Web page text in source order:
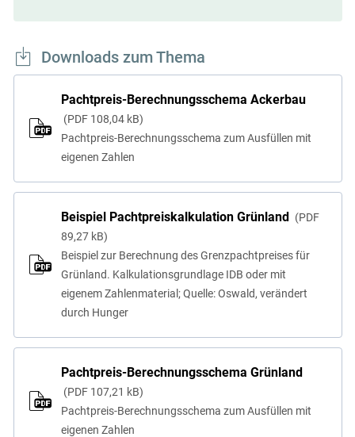
Downloads zum Thema
Pachtpreis-Berechnungsschema Ackerbau
PDF 108,04 kB
Pachtpreis-Berechnungsschema zum Ausfüllen mit
eigenen Zahlen
Beispiel Pachtpreiskalkulation Grünland
PDF
89,27 kB
Beispiel zur Berechnung des Grenzpachtpreises für
Grünland. Kalkulationsgrundlage IDB oder mit
eigenem Zahlenmaterial; Quelle: Oswald, verändert
durch Hunger
Pachtpreis-Berechnungsschema Grünland
PDF 107,21 kB
Pachtpreis-Berechnungsschema zum Ausfüllen mit
eigenen Zahlen